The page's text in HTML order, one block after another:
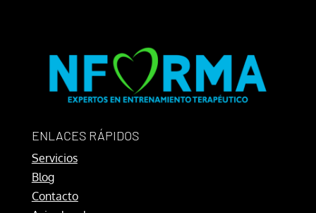
ENLACES RÁPIDOS
Servicios
Blog
Contacto